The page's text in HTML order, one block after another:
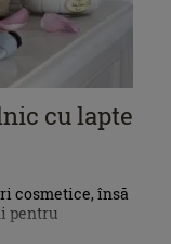
cu lapte
cosmetice, însă
pentru